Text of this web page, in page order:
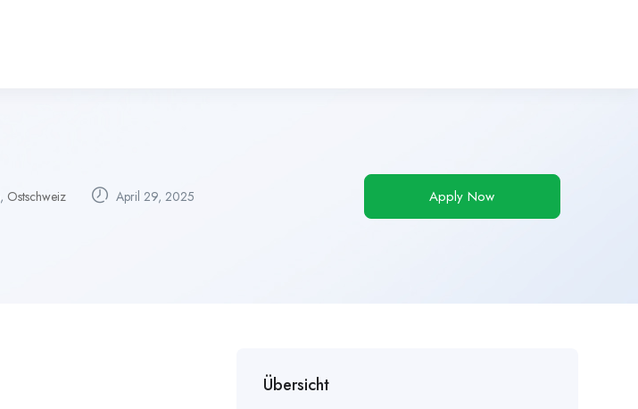
, Ostschweiz April 29, 2025 Apply Now
Übersicht